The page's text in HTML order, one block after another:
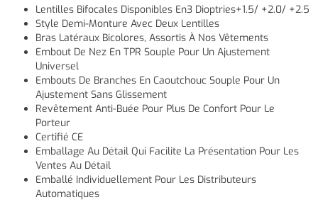
Lentilles Bifocales Disponibles En3 Dioptries+1.5/ +2.0/ +2.5
Style Demi-Monture Avec Deux Lentilles
Bras Latéraux Bicolores, Assortis À Nos Vêtements
Embout De Nez En TPR Souple Pour Un Ajustement
Universel
Embouts De Branches En Caoutchouc Souple Pour Un
Ajustement Sans Glissement
Revêtement Anti-Buée Pour Plus De Confort Pour Le
Porteur
Certifié CE
Emballage Au Détail Qui Facilite La Présentation Pour Les
Ventes Au Détail
Emballé Individuellement Pour Les Distributeurs
Automatiques